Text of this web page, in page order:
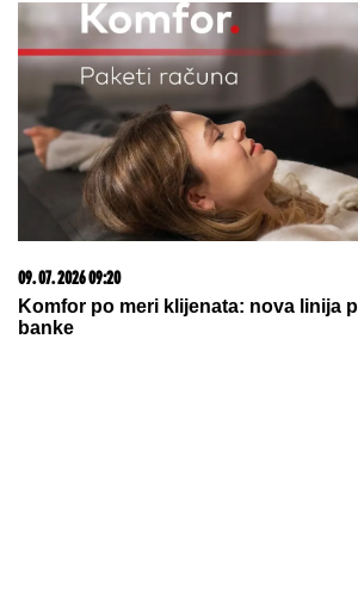
OD PEVANJA NA STOLU DO RADA
POLJOPRIVREDIKomšije i roditelji
otkrili istinu o pevačici: "Nije imao
parama, sve je sama postigla"
Jugoslovenska
podigla sama,
period, a onda se
"Kriminalci plaču